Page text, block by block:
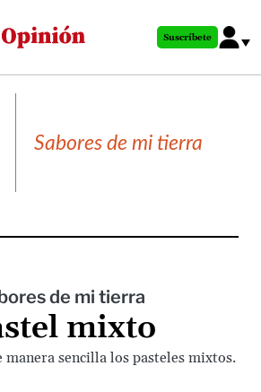
al
principal
Suscríbete
Sabores de mi tierra
de mi tierra
mixto
manera sencilla los pasteles mixtos.